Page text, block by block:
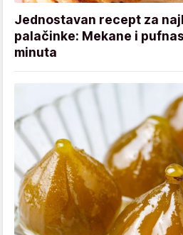
Jednostavan recept za
palačinke: Mekane i
minuta